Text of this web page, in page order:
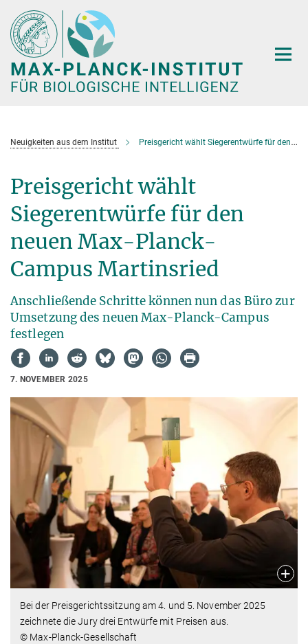
Hauptinhalt
Neuigkeiten aus dem Institut Preisgericht wählt Siegerentwürfe für den neuen Max-Planck-Campus Martinsried
Preisgericht wählt
Siegerentwürfe für den
neuen Max-Planck-
Campus Martinsried
Anschließende Schritte können nun das Büro zur
Umsetzung des neuen Max-Planck-Campus
festlegen
7. NOVEMBER 2025
Bei der Preisgerichtssitzung am 4. und 5. November 2025
zeichnete die Jury drei Entwürfe mit Preisen aus.
© Max-Planck-Gesellschaft